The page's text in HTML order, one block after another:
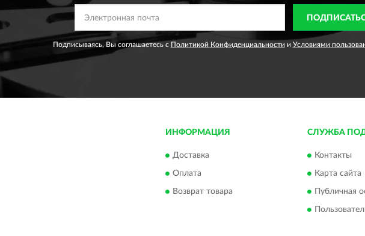
Подписываясь, Вы соглашаетесь с Политикой Конфиденциальности и Условиями
ИНФОРМАЦИЯ
Доставка
Оплата
Возврат товара
СЛУЖБА
Контакты
Карта сайта
Публичная